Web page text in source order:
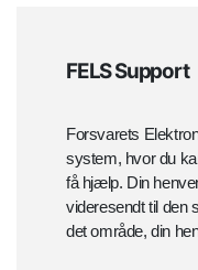
FELS Support
Forsvarets
system, hvor du
få hjælp. Din
videresendt til den
det område, din